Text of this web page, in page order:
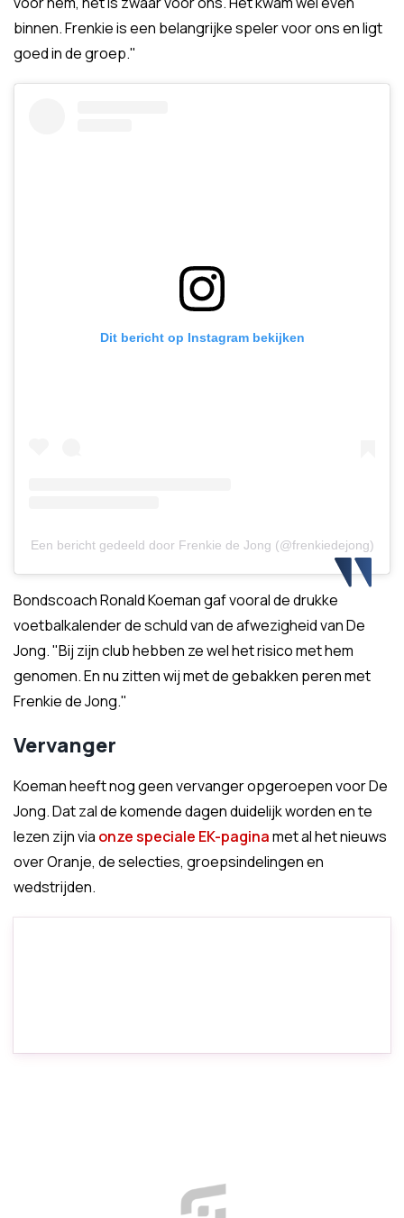
binnen. Frenkie is een belangrijke speler voor ons en ligt
goed in de groep."
Dit bericht op Instagram bekijken
Een bericht gedeeld door Frenkie de Jong (@frenkiedejong)
Bondscoach Ronald Koeman gaf vooral de drukke
voetbalkalender de schuld van de afwezigheid van De
Jong. "Bij zijn club hebben ze wel het risico met hem
genomen. En nu zitten wij met de gebakken peren met
Frenkie de Jong."
Vervanger
Koeman heeft nog geen vervanger opgeroepen voor De
Jong. Dat zal de komende dagen duidelijk worden en te
lezen zijn via onze speciale EK-paginamet al het nieuws
over Oranje, de selecties, groepsindelingen en
wedstrijden.